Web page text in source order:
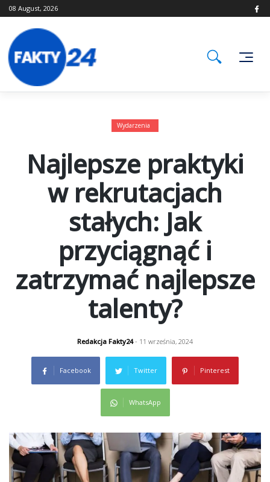
Skip
to
08 August, 2026
Wydarzenia
Najlepsze praktyki
w rekrutacjach
stałych: Jak
przyciągnąć i
zatrzymać najlepsze
talenty?
Redakcja Fakty24- 11 września, 2024
Facebook Twitter Pinterest
WhatsApp